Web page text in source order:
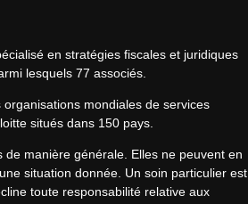
en stratégies fiscales et juridiques
lesquels 77 associés.
mondiales de services
situés dans 150 pays.
manière générale. Elles ne peuvent en
situation donnée. Un soin particulier est
toute responsabilité relative aux